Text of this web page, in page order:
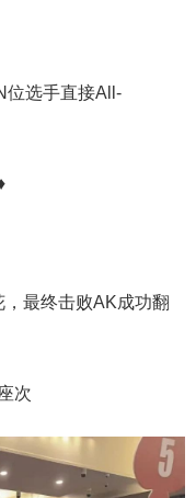
位选手直接All-
最终击败AK成功翻
次